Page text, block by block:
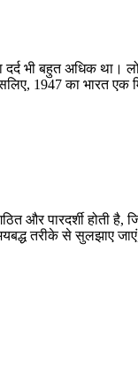
भी बहुत अधिक था।
1947 का भारत एक
पारदर्शी होती है,
तरीके से सुलझाए जाएं,